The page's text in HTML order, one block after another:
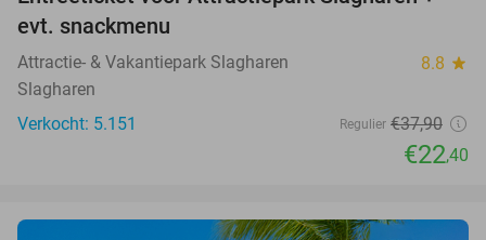
evt. snackmenu
Attractie- & Vakantiepark Slagharen 8.8 star
Slagharen
Verkocht: 5.151
Regulier €37,90
€22,40